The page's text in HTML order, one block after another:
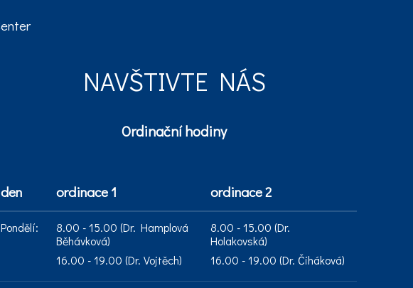
NAVŠTIVTE NÁS
Ordinační hodiny
den ordinace 1 ordinace 2
Pondělí:
8.00 - 15.00 (Dr. Hamplová
Běhávková)
16.00 - 19.00 (Dr. Vojtěch)
8.00 - 15.00 (Dr.
Holakovská)
16.00 - 19.00 (Dr. Čiháková)